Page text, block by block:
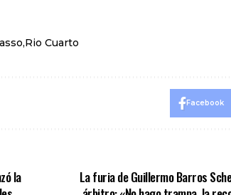
Rio Cuarto
Facebook
la
La furia de Guillermo Barros